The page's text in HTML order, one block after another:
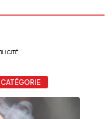
CATÉGORIE